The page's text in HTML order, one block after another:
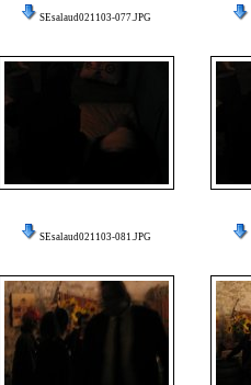
SEsalaud021103-077.JPG
SEsalaud021103-081.JPG